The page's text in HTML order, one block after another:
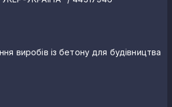
виробів із бетону для будівництва